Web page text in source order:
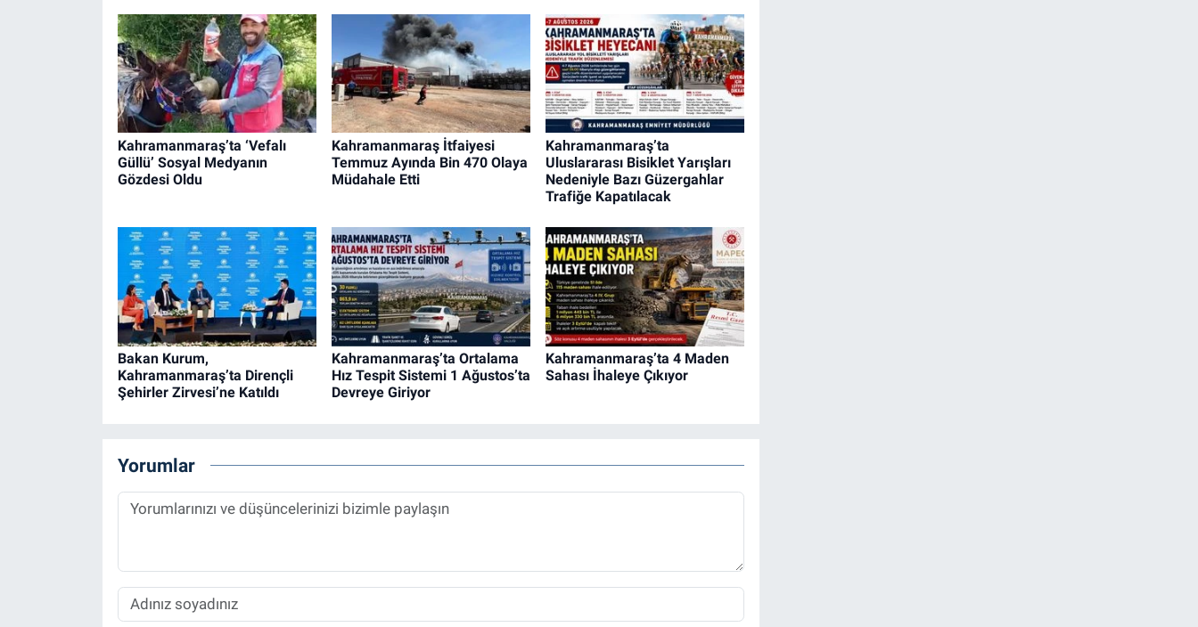
Kahramanmaraş’ta ‘Vefalı
Güllü’ Sosyal Medyanın
Gözdesi Oldu
Kahramanmaraş İtfaiyesi
Temmuz Ayında Bin 470 Olaya
Müdahale Etti
Kahramanmaraş’ta
Uluslararası Bisiklet Yarışları
Nedeniyle Bazı Güzergahlar
Trafiğe Kapatılacak
Bakan Kurum,
Kahramanmaraş’ta Dirençli
Şehirler Zirvesi’ne Katıldı
Kahramanmaraş’ta Ortalama
Hız Tespit Sistemi 1 Ağustos’ta
Devreye Giriyor
Kahramanmaraş’ta 4 Maden
Sahası İhaleye Çıkıyor
Yorumlar